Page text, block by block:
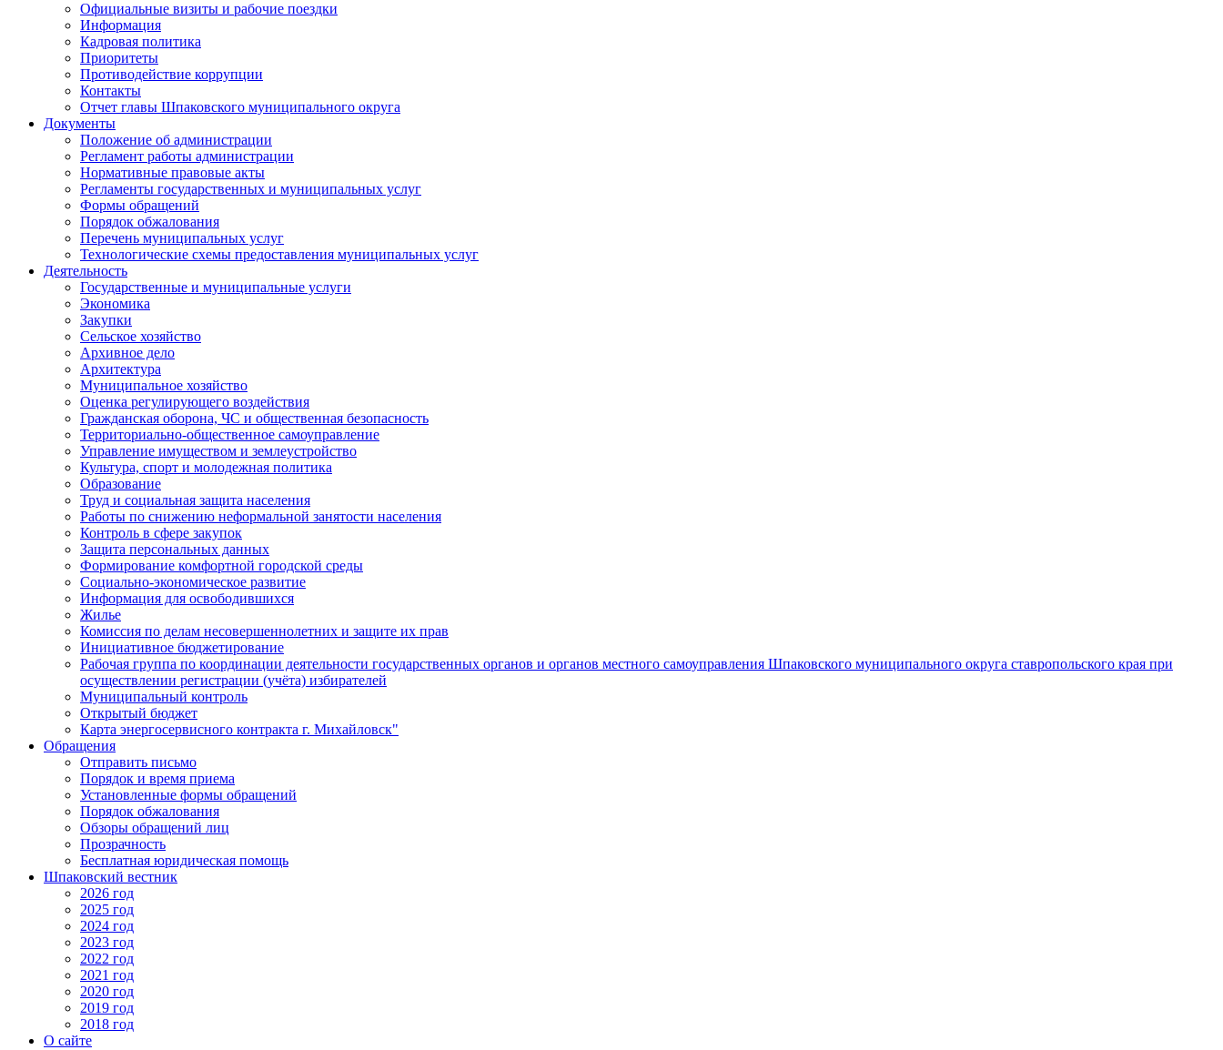
Официальные визиты и рабочие поездки
Информация
Кадровая политика
Приоритеты
Противодействие коррупции
Контакты
Отчет главы Шпаковского муниципального округа
Документы
Положение об администрации
Регламент работы администрации
Нормативные правовые акты
Регламенты государственных и муниципальных услуг
Формы обращений
Порядок обжалования
Перечень муниципальных услуг
Технологические схемы предоставления муниципальных услуг
Деятельность
Государственные и муниципальные услуги
Экономика
Закупки
Сельское хозяйство
Архивное дело
Архитектура
Муниципальное хозяйство
Оценка регулирующего воздействия
Гражданская оборона, ЧС и общественная безопасность
Территориально-общественное самоуправление
Управление имуществом и землеустройство
Культура, спорт и молодежная политика
Образование
Труд и социальная защита населения
Работы по снижению неформальной занятости населения
Контроль в сфере закупок
Защита персональных данных
Формирование комфортной городской среды
Социально-экономическое развитие
Информация для освободившихся
Жилье
Комиссия по делам несовершеннолетних и защите их прав
Инициативное бюджетирование
Рабочая группа по координации деятельности государственных органов и органов местного самоуправления Шпаковского муниципального округа ставропольского края при
осуществлении регистрации (учёта) избирателей
Муниципальный контроль
Открытый бюджет
Карта энергосервисного контракта г. Михайловск"
Обращения
Отправить письмо
Порядок и время приема
Установленные формы обращений
Порядок обжалования
Обзоры обращений лиц
Прозрачность
Бесплатная юридическая помощь
Шпаковский вестник
2026 год
2025 год
2024 год
2023 год
2022 год
2021 год
2020 год
2019 год
2018 год
О сайте